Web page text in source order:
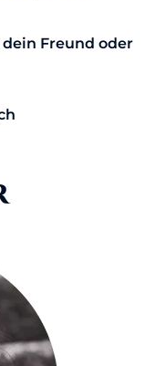
dein Freund oder